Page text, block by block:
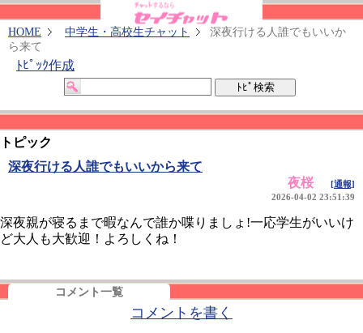
HOME 中学生・高校生チャット
深夜行ける人誰でもいいか
ら来て
ﾄﾋﾟｯｸ作成
トピック
深夜行ける人誰でもいいから来て
夜桜
[通報]
2026-04-02 23:51:39
深夜親が寝るまで暇なんで誰か喋りましょ!一応学生がいいけ
ど大人も大歓迎！よろしくね！
コメント一覧
コメントを書く